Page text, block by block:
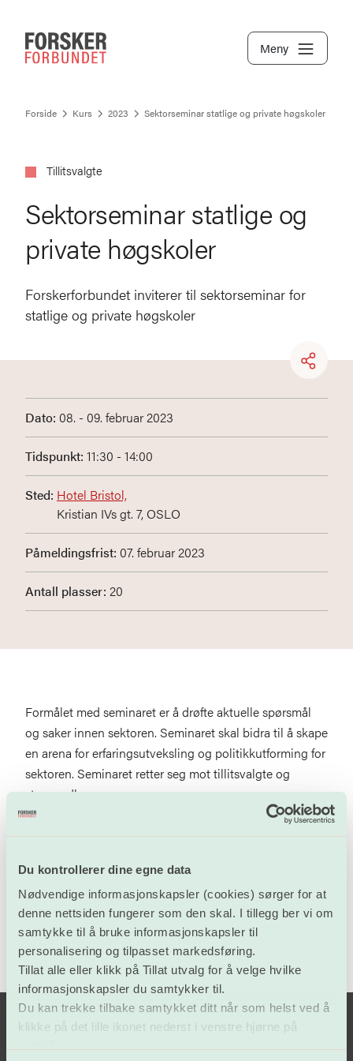
Du kontrollerer dine egne data
Nødvendige informasjonskapsler (cookies) sørger for at
denne nettsiden fungerer som den skal. I tillegg ber vi om
samtykke til å bruke informasjonskapsler til
personalisering og tilpasset markedsføring.
Tillat alle eller klikk på Tillat utvalg for å velge hvilke
informasjonskapsler du samtykker til.
Du kan trekke tilbake samtykket ditt når som helst ved å
klikke på det lille ikonet nederst i venstre hjørne på
Meny
Forside Kurs 2023 Sektorseminar statlige og private høgskoler
Tillitsvalgte
Sektorseminar statlige og
private høgskoler
Forskerforbundet inviterer til sektorseminar for
statlige og private høgskoler
Dato: 08. - 09. februar 2023
Tidspunkt: 11:30 - 14:00
Sted: Hotel Bristol,
Kristian IVs gt. 7, OSLO
Påmeldingsfrist: 07. februar 2023
Antall plasser: 20
Formålet med seminaret er å drøfte aktuelle spørsmål
og saker innen sektoren. Seminaret skal bidra til å skape
en arena for erfaringsutveksling og politikkutforming for
sektoren. Seminaret retter seg mot tillitsvalgte og
styremedlemmer.